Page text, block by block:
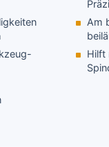
Am
Hilft